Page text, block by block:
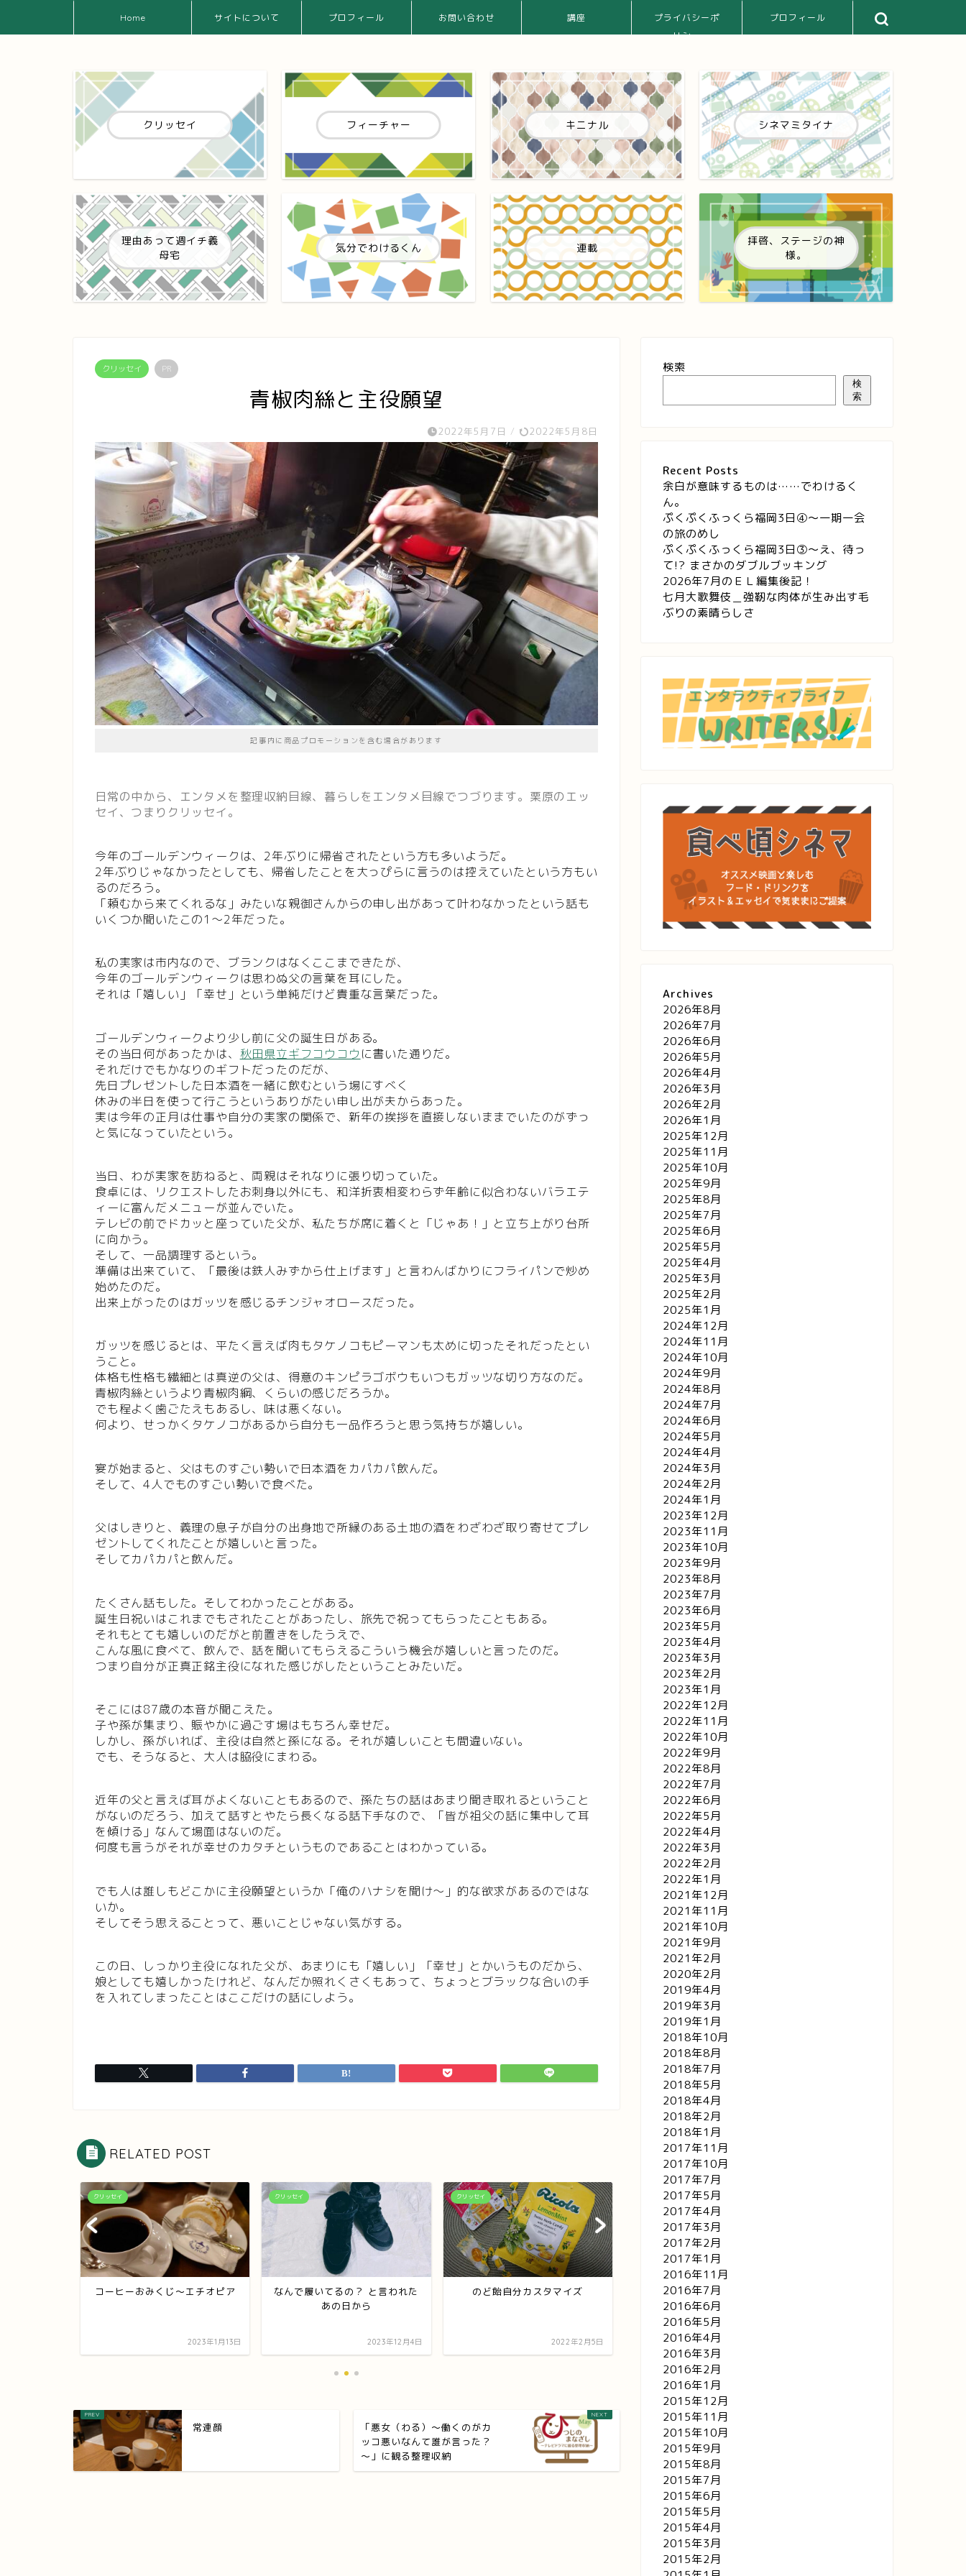
Home サイトについて プロフィール お問い合わせ 講座
プライバシーポ
リシー
プロフィール
クリッセイ フィーチャー キニナル シネマミタイナ
理由あって週イチ義
母宅
気分でわけるくん 連載
拝啓、ステージの神
様。
クリッセイ PR
青椒肉絲と主役願望
2022年5月7日 / 2022年5月8日
記事内に商品プロモーションを含む場合があります
日常の中から、エンタメを整理収納目線、暮らしをエンタメ目線でつづります。栗原のエッ
セイ、つまりクリッセイ。
今年のゴールデンウィークは、2年ぶりに帰省されたという方も多いようだ。
2年ぶりじゃなかったとしても、帰省したことを大っぴらに言うのは控えていたという方もい
るのだろう。
「頼むから来てくれるな」みたいな親御さんからの申し出があって叶わなかったという話も
いくつか聞いたこの1～2年だった。
私の実家は市内なので、ブランクはなくここまできたが、
今年のゴールデンウィークは思わぬ父の言葉を耳にした。
それは「嬉しい」「幸せ」という単純だけど貴重な言葉だった。
ゴールデンウィークより少し前に父の誕生日がある。
その当日何があったかは、 秋田県立ギフコウコウ に書いた通りだ。
それだけでもかなりのギフトだったのだが、
先日プレゼントした日本酒を一緒に飲むという場にすべく
休みの半日を使って行こうというありがたい申し出が夫からあった。
実は今年の正月は仕事や自分の実家の関係で、新年の挨拶を直接しないままでいたのがずっ
と気になっていたという。
当日、わが実家を訪ねると、両親はそれなりに張り切っていた。
食卓には、リクエストしたお刺身以外にも、和洋折衷相変わらず年齢に似合わないバラエテ
ィーに富んだメニューが並んでいた。
テレビの前でドカッと座っていた父が、私たちが席に着くと「じゃあ！」と立ち上がり台所
に向かう。
そして、一品調理するという。
準備は出来ていて、「最後は鉄人みずから仕上げます」と言わんばかりにフライパンで炒め
始めたのだ。
出来上がったのはガッツを感じるチンジャオロースだった。
ガッツを感じるとは、平たく言えば肉もタケノコもピーマンも太めに切ったそれだったとい
うこと。
体格も性格も繊細とは真逆の父は、得意のキンピラゴボウもいつもガッツな切り方なのだ。
青椒肉絲というより青椒肉綱、くらいの感じだろうか。
でも程よく歯ごたえもあるし、味は悪くない。
何より、せっかくタケノコがあるから自分も一品作ろうと思う気持ちが嬉しい。
宴が始まると、父はものすごい勢いで日本酒をカパカパ飲んだ。
そして、4人でものすごい勢いで食べた。
父はしきりと、義理の息子が自分の出身地で所縁のある土地の酒をわざわざ取り寄せてプレ
ゼントしてくれたことが嬉しいと言った。
そしてカパカパと飲んだ。
たくさん話もした。そしてわかったことがある。
誕生日祝いはこれまでもされたことがあったし、旅先で祝ってもらったこともある。
それもとても嬉しいのだがと前置きをしたうえで、
こんな風に食べて、飲んで、話を聞いてもらえるこういう機会が嬉しいと言ったのだ。
つまり自分が正真正銘主役になれた感じがしたということみたいだ。
そこには87歳の本音が聞こえた。
子や孫が集まり、賑やかに過ごす場はもちろん幸せだ。
しかし、孫がいれば、主役は自然と孫になる。それが嬉しいことも間違いない。
でも、そうなると、大人は脇役にまわる。
近年の父と言えば耳がよくないこともあるので、孫たちの話はあまり聞き取れるということ
がないのだろう、加えて話すとやたら長くなる話下手なので、「皆が祖父の話に集中して耳
を傾ける」なんて場面はないのだ。
何度も言うがそれが幸せのカタチというものであることはわかっている。
でも人は誰しもどこかに主役願望というか「俺のハナシを聞け～」的な欲求があるのではな
いか。
そしてそう思えることって、悪いことじゃない気がする。
この日、しっかり主役になれた父が、あまりにも「嬉しい」「幸せ」とかいうものだから、
娘としても嬉しかったけれど、なんだか照れくさくもあって、ちょっとブラックな合いの手
を入れてしまったことはここだけの話にしよう。
RELATED POST
クリッセイ
コーヒーおみくじ～エチオピア
2023年1月13日
クリッセイ
なんで履いてるの？ と言われた
あの日から
2023年12月4日
クリッセイ
のど飴自分カスタマイズ
2022年2月5日
クリッセイ
コーヒーおみくじ～エチオピア
常連顔
「悪女（わる）～働くのがカ
ッコ悪いなんて誰が言った？
～」に観る整理収納
検索
検
索
Recent Posts
余白が意味するものは……でわけるく
ん。
ぷくぷくふっくら福岡3日④～一期一会
の旅のめし
ぷくぷくふっくら福岡3日③～え、待っ
て!? まさかのダブルブッキング
2026年7月のＥＬ編集後記！
七月大歌舞伎＿強靭な肉体が生み出す毛
ぶりの素晴らしさ
Archives
2026年8月
2026年7月
2026年6月
2026年5月
2026年4月
2026年3月
2026年2月
2026年1月
2025年12月
2025年11月
2025年10月
2025年9月
2025年8月
2025年7月
2025年6月
2025年5月
2025年4月
2025年3月
2025年2月
2025年1月
2024年12月
2024年11月
2024年10月
2024年9月
2024年8月
2024年7月
2024年6月
2024年5月
2024年4月
2024年3月
2024年2月
2024年1月
2023年12月
2023年11月
2023年10月
2023年9月
2023年8月
2023年7月
2023年6月
2023年5月
2023年4月
2023年3月
2023年2月
2023年1月
2022年12月
2022年11月
2022年10月
2022年9月
2022年8月
2022年7月
2022年6月
2022年5月
2022年4月
2022年3月
2022年2月
2022年1月
2021年12月
2021年11月
2021年10月
2021年9月
2021年2月
2020年2月
2019年4月
2019年3月
2019年1月
2018年10月
2018年8月
2018年7月
2018年5月
2018年4月
2018年2月
2018年1月
2017年11月
2017年10月
2017年7月
2017年5月
2017年4月
2017年3月
2017年2月
2017年1月
2016年11月
2016年7月
2016年6月
2016年5月
2016年4月
2016年3月
2016年2月
2016年1月
2015年12月
2015年11月
2015年10月
2015年9月
2015年8月
2015年7月
2015年6月
2015年5月
2015年4月
2015年3月
2015年2月